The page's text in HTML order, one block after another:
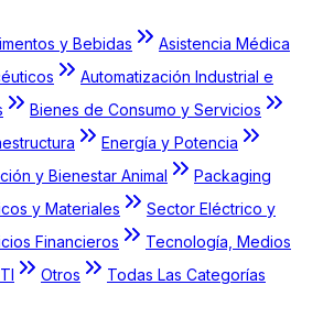
y Bebidas
Asistencia Médica
Automatización Industrial e
Bienes de Consumo y Servicios
Energía y Potencia
y Bienestar Animal
Packaging
y Materiales
Sector Eléctrico y
Financieros
Tecnología, Medios
Otros Todas Las Categorías